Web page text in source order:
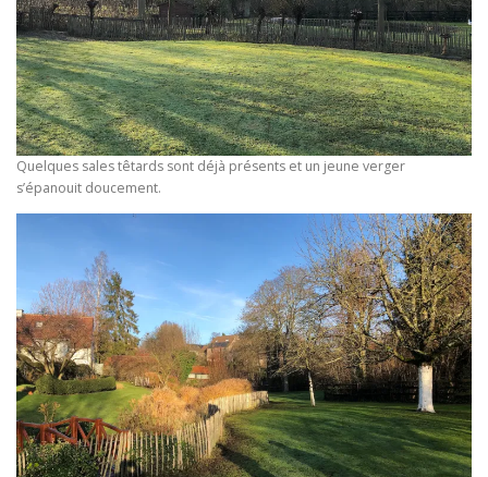
Quelques sales têtards sont déjà présents et un jeune verger
s’épanouit doucement.